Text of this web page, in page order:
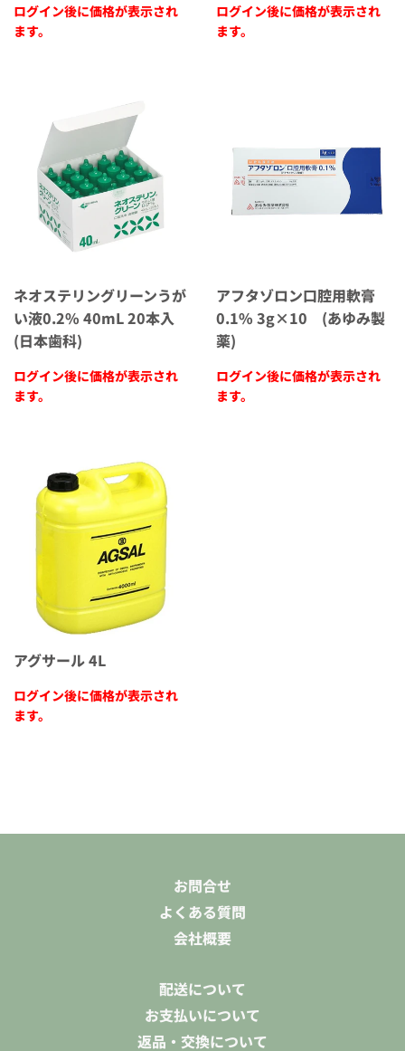
ログイン後に価格が表示され
ます。
ログイン後に価格が表示され
ます。
ネオステリングリーンうが
い液0.2% 40mL 20本入
(日本歯科)
ログイン後に価格が表示され
ます。
アフタゾロン口腔用軟膏
0.1% 3g×10 (あゆみ製
薬)
ログイン後に価格が表示され
ます。
アグサール 4L
ログイン後に価格が表示され
ます。
お問合せ
よくある質問
会社概要
配送について
お支払いについて
返品・交換について